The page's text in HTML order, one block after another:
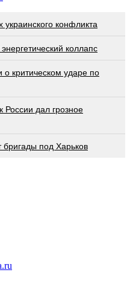
конфликта
коллапс
критическом ударе по
России дал грозное
под Харьков